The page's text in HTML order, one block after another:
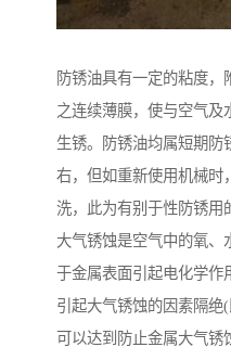
防锈油具有一定的粘度
之连续薄膜，使与空气及
生锈。防锈油均属短期防
右，但如重新使用机械时
洗，此为有别于性防锈用
大气锈蚀是空气中的氧、
于金属表面引起电化学作
引起大气锈蚀的因素隔绝
可以达到防止金属大气